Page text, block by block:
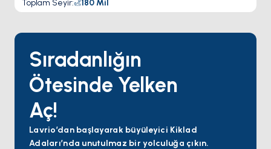
Toplam Seyir: 180 Mil
Sıradanlığın
Ötesinde Yelken
Aç!
Lavrio’dan başlayarak büyüleyici Kiklad
Adaları’nda unutulmaz bir yolculuğa çıkın.